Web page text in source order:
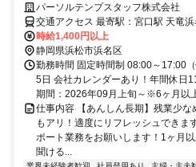
パーソルテンプスタッフ株式会社
交通アクセス 最寄駅：宮口駅 天竜浜名湖鉄道 宮口駅 徒歩13分 遠州
鉄道 遠州芝本駅 車6分 【旧浜北区】 車通勤可能 敷地内の駐車場が無
料で使用できます
時給1,400円以上
静岡県浜松市浜名区
勤務時間 固定時間制 08:00～17:00
5日 会社カレンダーあり！年間休日
期間：2026年09月上旬～※6ヶ月以
仕事内容 【あんしん長期】残業少
もアリ！適度にリフレッシュでき
ポート業務をお願いします！1ヶ月
聞ける...